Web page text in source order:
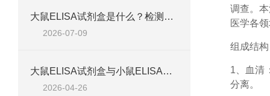
大鼠ELISA试剂盒是什么？检测原理、试剂盒组成与适用样本类型全解析
2026-07-09
大鼠ELISA试剂盒与小鼠ELISA试剂盒对比：检测差异、适用物种及实验场景差异化分析
2026-04-26
调查。
医学各
组成结构
1、
血清
分离。